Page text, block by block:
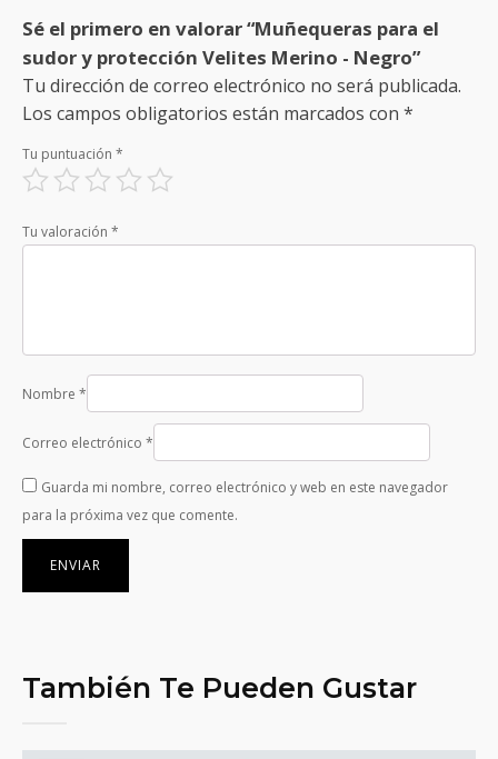
Sé el primero en valorar “Muñequeras para el
sudor y protección Velites Merino - Negro”
Tu dirección de correo electrónico no será publicada.
Los campos obligatorios están marcados con *
Tu puntuación *
Tu valoración *
Nombre *
Correo electrónico *
Guarda mi nombre, correo electrónico y web en este navegador
para la próxima vez que comente.
También Te Pueden Gustar